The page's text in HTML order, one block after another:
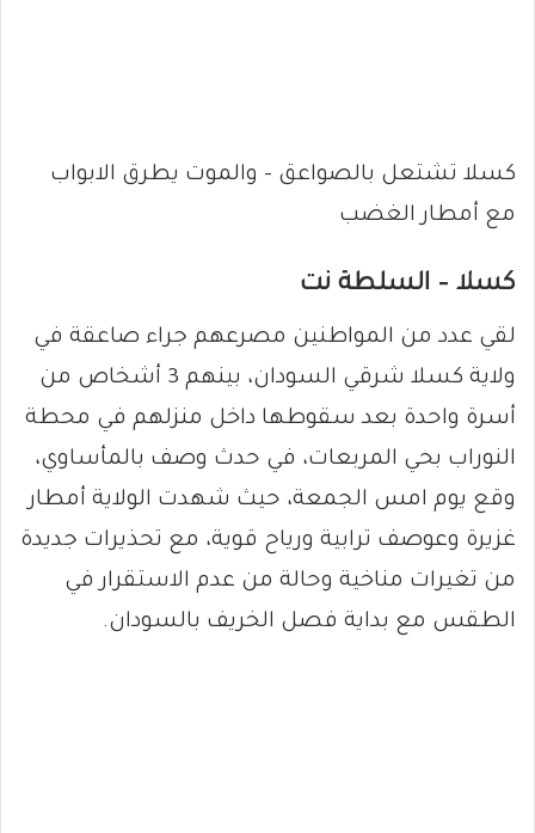
كسلا تشتعل بالصواعق – والموت يطرق الابواب
مع أمطار الغضب
كسلا – السلطة نت
لقي عدد من المواطنين مصرعهم جراء صاعقة في
ولاية كسلا شرقي السودان، بينهم 3 أشخاص من
أسرة واحدة بعد سقوطها داخل منزلهم في محطة
النوراب بحي المربعات، في حدث وصف بالمأساوي،
وقع يوم امس الجمعة، حيث شهدت الولاية أمطار
غزيرة وعوصف ترابية ورياح قوية، مع تحذيرات جديدة
من تغيرات مناخية وحالة من عدم الاستقرار في
الطقس مع بداية فصل الخريف بالسودان.